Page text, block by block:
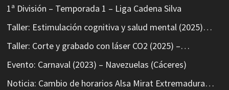
1ª División – Temporada 1 – Liga Cadena Silva
Taller: Estimulación cognitiva y salud mental (2025)…
Taller: Corte y grabado con láser CO2 (2025) –…
Evento: Carnaval (2023) – Navezuelas (Cáceres)
Noticia: Cambio de horarios Alsa Mirat Extremadura…